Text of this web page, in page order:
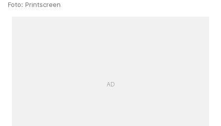
Foto: Printscreen